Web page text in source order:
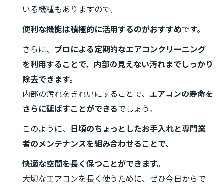
いる機種もありますので、
便利な機能は積極的に活用するのがおすすめです。
さらに、 プロによる定期的なエアコンクリーニング
を利用することで、内部の見えない汚れまでしっかり
除去できます。
内部の汚れをきれいにすることで、 エアコンの寿命を
さらに延ばすことができるでしょう。
このように、
日頃のちょっとしたお手入れと専門業
者のメンテナンスを組み合わせることで、
快適な空間を長く保つことができます。
大切なエアコンを長く使うために、ぜひ今日からで